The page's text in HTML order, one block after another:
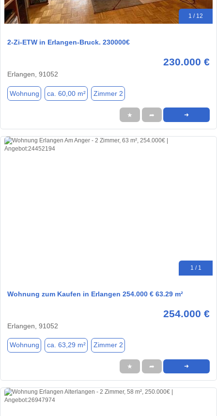
1 / 12
2-Zi-ETW in Erlangen-Bruck. 230000€
230.000 €
Erlangen, 91052
Wohnung ca. 60,00 m² Zimmer 2
★ ➦ ➜
1 / 1
Wohnung zum Kaufen in Erlangen 254.000 € 63.29 m²
254.000 €
Erlangen, 91052
Wohnung ca. 63,29 m² Zimmer 2
★ ➦ ➜